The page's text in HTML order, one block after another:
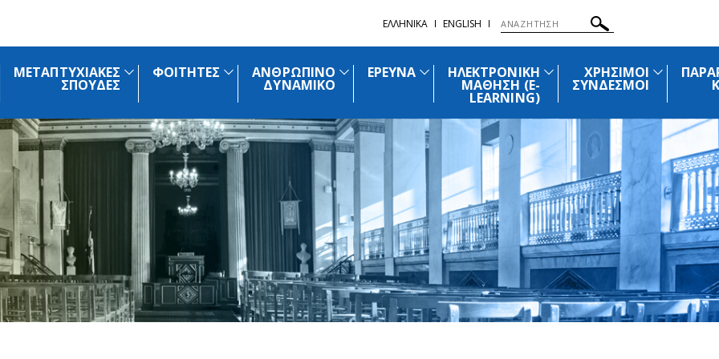
ΕΛΛΗΝΙΚΑ ENGLISH
ΜΕΤΑΠΤΥΧΙΑΚΕΣ
ΣΠΟΥΔΕΣ
ΦΟΙΤΗΤΕΣ ΑΝΘΡΩΠΙΝΟ
ΔΥΝΑΜΙΚΟ
ΕΡΕΥΝΑ ΗΛΕΚΤΡΟΝΙΚΗ
ΜΑΘΗΣΗ (E-
LEARNING)
ΧΡΗΣΙΜΟΙ
ΣΥΝΔΕΣΜΟΙ